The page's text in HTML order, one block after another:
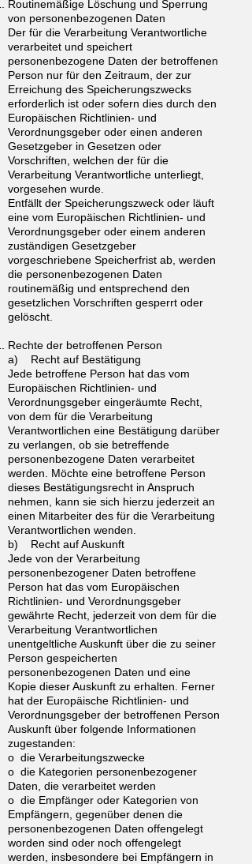
Routinemäßige Löschung und Sperrung
von personenbezogenen Daten
Der für die Verarbeitung Verantwortliche
verarbeitet und speichert
personenbezogene Daten der betroffenen
Person nur für den Zeitraum, der zur
Erreichung des Speicherungszwecks
erforderlich ist oder sofern dies durch den
Europäischen Richtlinien- und
Verordnungsgeber oder einen anderen
Gesetzgeber in Gesetzen oder
Vorschriften, welchen der für die
Verarbeitung Verantwortliche unterliegt,
vorgesehen wurde.
Entfällt der Speicherungszweck oder läuft
eine vom Europäischen Richtlinien- und
Verordnungsgeber oder einem anderen
zuständigen Gesetzgeber
vorgeschriebene Speicherfrist ab, werden
die personenbezogenen Daten
routinemäßig und entsprechend den
gesetzlichen Vorschriften gesperrt oder
gelöscht.
Rechte der betroffenen Person
a) Recht auf Bestätigung
Jede betroffene Person hat das vom
Europäischen Richtlinien- und
Verordnungsgeber eingeräumte Recht,
von dem für die Verarbeitung
Verantwortlichen eine Bestätigung darüber
zu verlangen, ob sie betreffende
personenbezogene Daten verarbeitet
werden. Möchte eine betroffene Person
dieses Bestätigungsrecht in Anspruch
nehmen, kann sie sich hierzu jederzeit an
einen Mitarbeiter des für die Verarbeitung
Verantwortlichen wenden.
b) Recht auf Auskunft
Jede von der Verarbeitung
personenbezogener Daten betroffene
Person hat das vom Europäischen
Richtlinien- und Verordnungsgeber
gewährte Recht, jederzeit von dem für die
Verarbeitung Verantwortlichen
unentgeltliche Auskunft über die zu seiner
Person gespeicherten
personenbezogenen Daten und eine
Kopie dieser Auskunft zu erhalten. Ferner
hat der Europäische Richtlinien- und
Verordnungsgeber der betroffenen Person
Auskunft über folgende Informationen
zugestanden:
o die Verarbeitungszwecke
o die Kategorien personenbezogener
Daten, die verarbeitet werden
o die Empfänger oder Kategorien von
Empfängern, gegenüber denen die
personenbezogenen Daten offengelegt
worden sind oder noch offengelegt
werden, insbesondere bei Empfängern in